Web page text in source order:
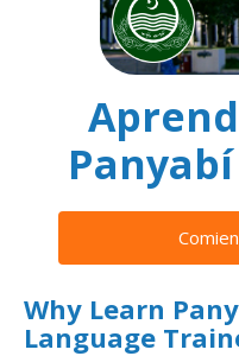
Panyabí
Why Learn
Language